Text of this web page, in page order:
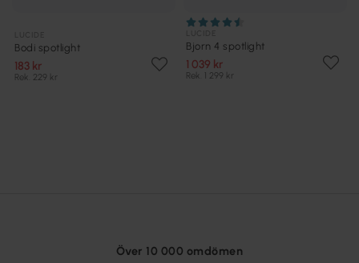
Bodi spotlight
183 kr
Rek. 229 kr
Bjorn 4 spotlight
1 039 kr
Rek. 1 299 kr
Över 10 000 omdömen